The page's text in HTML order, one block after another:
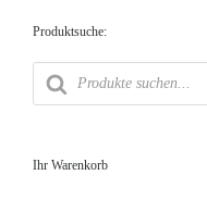
Produktsuche:
Products
search
Ihr Warenkorb